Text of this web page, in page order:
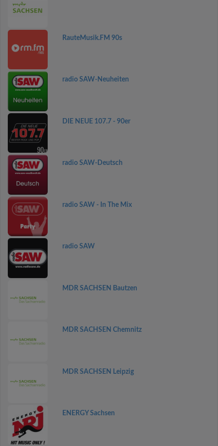
RauteMusik.FM 90s
radio SAW-Neuheiten
DIE NEUE 107.7 - 90er
radio SAW-Deutsch
radio SAW - In The Mix
radio SAW
MDR SACHSEN Bautzen
MDR SACHSEN Chemnitz
MDR SACHSEN Leipzig
ENERGY Sachsen